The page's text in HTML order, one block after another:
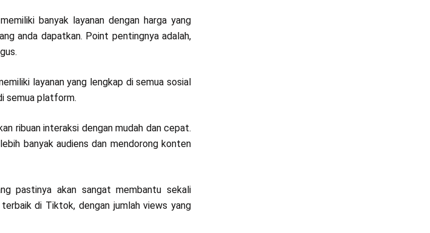
banyak layanan dengan harga yang
anda dapatkan. Point pentingnya adalah,
layanan yang lengkap di semua sosial
semua platform.
ribuan interaksi dengan mudah dan cepat.
banyak audiens dan mendorong konten
pastinya akan sangat membantu sekali
di Tiktok, dengan jumlah views yang